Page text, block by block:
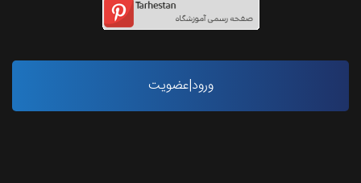
ورود|عضویت